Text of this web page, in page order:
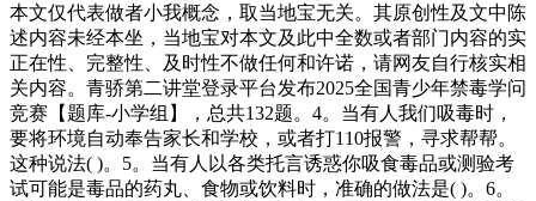
本文仅代表做者小我概念，取当地宝无关。其原创性及文中陈
述内容未经本坐，当地宝对本文及此中全数或者部门内容的实
正在性、完整性、及时性不做任何和许诺，请网友自行核实相
关内容。青骄第二讲堂登录平台发布2025全国青少年禁毒学问
竞赛【题库-小学组】，总共132题。4。当有人我们吸毒时，
要将环境自动奉告家长和学校，或者打110报警，寻求帮帮。
这种说法( )。5。当有人以各类托言诱惑你吸食毒品或测验考
试可能是毒品的药丸、食物或饮料时，准确的做法是( )。6。